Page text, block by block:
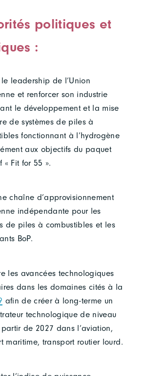
politiques et
:
leadership de l’Union
et renforcer son industrie
le développement et la mise
de systèmes de piles à
fonctionnant à l’hydrogène
aux objectifs du paquet
« Fit for 55 ».
chaîne d’approvisionnement
indépendante pour les
de piles à combustibles et les
BoP.
les avancées technologiques
dans les domaines cités à la
afin de créer à long-terme un
technologique de niveau
partir de 2027 dans l’aviation,
maritime, transport routier lourd.